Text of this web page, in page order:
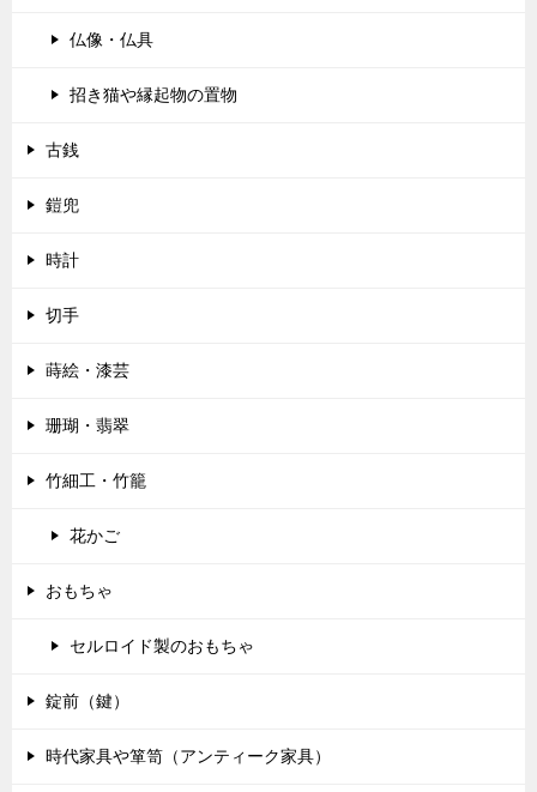
仏像・仏具
招き猫や縁起物の置物
古銭
鎧兜
時計
切手
蒔絵・漆芸
珊瑚・翡翠
竹細工・竹籠
花かご
おもちゃ
セルロイド製のおもちゃ
錠前（鍵）
時代家具や箪笥（アンティーク家具）